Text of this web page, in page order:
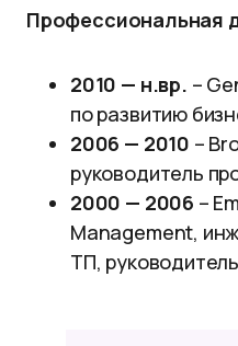
Профессиональная
2010 — н.вр. –
по развитию
2006 — 2010 –
руководитель
2000 — 2006 –
Management,
ТП,